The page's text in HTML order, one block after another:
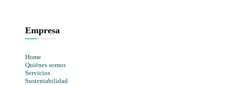
Empresa
Home
Quiénes somos
Servicios
Sustentabilidad